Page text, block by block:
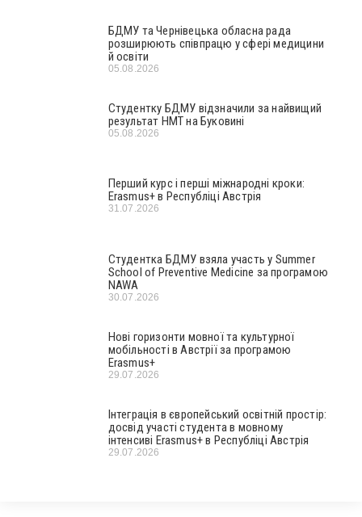
БДМУ та Чернівецька обласна рада
розширюють співпрацю у сфері медицини
й освіти
05.08.2026
Студентку БДМУ відзначили за найвищий
результат НМТ на Буковині
05.08.2026
Перший курс і перші міжнародні кроки:
Erasmus+ в Республіці Австрія
31.07.2026
Студентка БДМУ взяла участь у Summer
School of Preventive Medicine за програмою
NAWA
30.07.2026
Нові горизонти мовної та культурної
мобільності в Австрії за програмою
Erasmus+
29.07.2026
Інтеграція в європейський освітній простір:
досвід участі студента в мовному
інтенсиві Erasmus+ в Республіці Австрія
29.07.2026